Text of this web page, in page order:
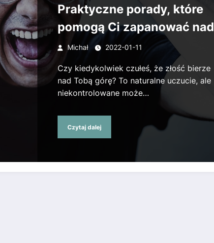
Praktyczne porady, które
pomogą Ci zapanować nad
gniewem
Michał 2022-01-11
Czy kiedykolwiek czułeś, że złość bierze
nad Tobą górę? To naturalne uczucie, ale
niekontrolowane może…
Czytaj dalej